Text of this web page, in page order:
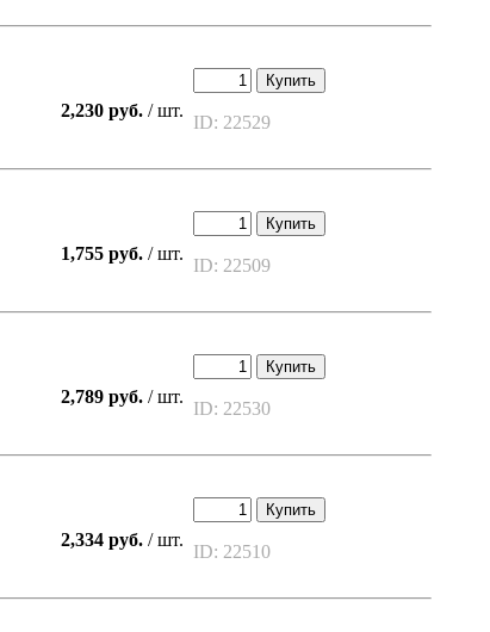
2,230 руб. / шт.
Купить
ID: 22529
1,755 руб. / шт.
Купить
ID: 22509
2,789 руб. / шт.
Купить
ID: 22530
2,334 руб. / шт.
Купить
ID: 22510